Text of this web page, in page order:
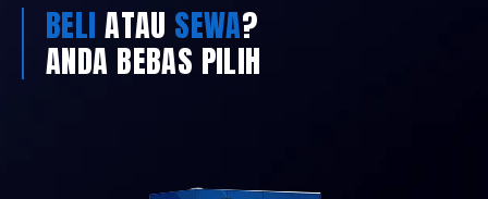
BELI ATAU SEWA?
ANDA BEBAS PILIH